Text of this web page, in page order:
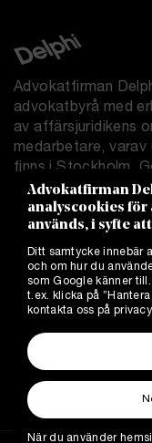
Advokatfirman
advokatbyrå med
av affärsjuridikens
medarbetare, varav
finns i Stockholm,
Delphi.se
Integritetspolicy
Cookies
Hantera kakor
Delphipodden
Delphi Tech Blog
Delphi Competition
Advokatfirman
analyscookies för
används, i syfte
Ditt samtycke innebär
och om hur du
som Google känner
t.ex. klicka på
kontakta oss på
När du använder